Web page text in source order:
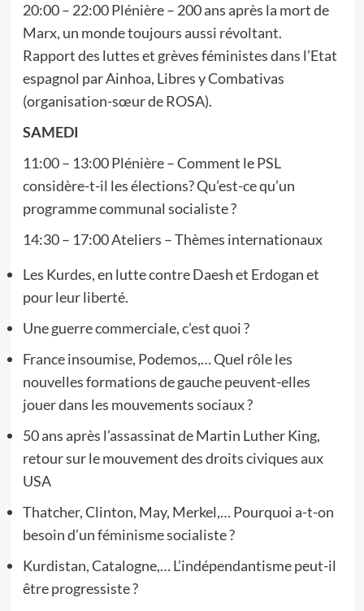
20:00 – 22:00 Plénière – 200 ans après la mort de
Marx, un monde toujours aussi révoltant.
Rapport des luttes et grèves féministes dans l’Etat
espagnol par Ainhoa, Libres y Combativas
(organisation-sœur de ROSA).
SAMEDI
11:00 – 13:00 Plénière – Comment le PSL
considère-t-il les élections? Qu’est-ce qu’un
programme communal socialiste ?
14:30 – 17:00 Ateliers – Thèmes internationaux
Les Kurdes, en lutte contre Daesh et Erdogan et
pour leur liberté.
Une guerre commerciale, c’est quoi ?
France insoumise, Podemos,… Quel rôle les
nouvelles formations de gauche peuvent-elles
jouer dans les mouvements sociaux ?
50 ans après l’assassinat de Martin Luther King,
retour sur le mouvement des droits civiques aux
USA
Thatcher, Clinton, May, Merkel,… Pourquoi a-t-on
besoin d’un féminisme socialiste ?
Kurdistan, Catalogne,… L’indépendantisme peut-il
être progressiste ?